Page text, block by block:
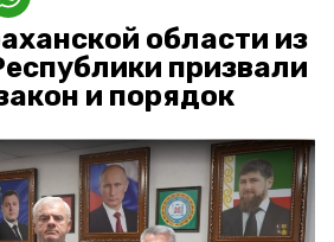
области из
призвали
и порядок